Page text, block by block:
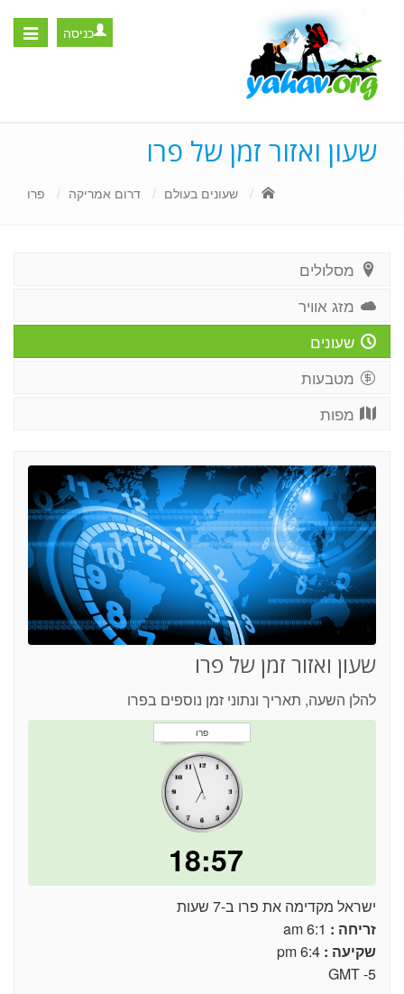
Toggle
כניסה
שעון ואזור זמן של פרו
שעונים בעולם דרום אמריקה פרו
מסלולים
מזג אוויר
שעונים
מטבעות
מפות
שעון ואזור זמן של פרו
להלן השעה, תאריך ונתוני זמן נוספים בפרו
פרו
18:57
ישראל מקדימה את פרו ב-7 שעות
זריחה :
שקיעה :
GMT -5